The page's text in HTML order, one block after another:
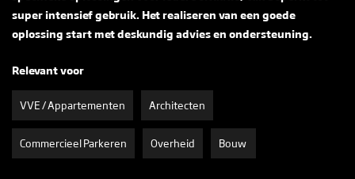
super intensief gebruik. Het realiseren van een goede
oplossing start met deskundig advies en ondersteuning.
Relevant voor
VVE / Appartementen Architecten
Commercieel Parkeren Overheid Bouw